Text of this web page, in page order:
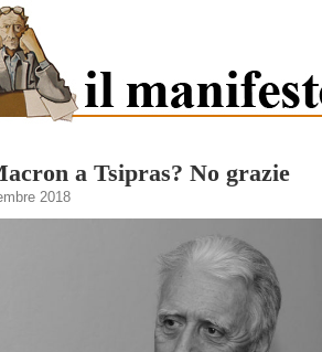
a Tsipras? No grazie
2018